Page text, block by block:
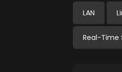
LAN
Real-Time